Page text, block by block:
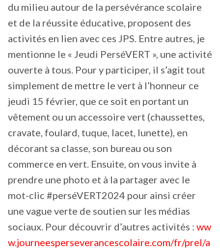
du milieu autour de la persévérance scolaire
et de la réussite éducative, proposent des
activités en lien avec ces JPS. Entre autres, je
mentionne le « Jeudi PerséVERT », une activité
ouverte à tous. Pour y participer, il s’agit tout
simplement de mettre le vert à l’honneur ce
jeudi 15 février, que ce soit en portant un
vêtement ou un accessoire vert (chaussettes,
cravate, foulard, tuque, lacet, lunette), en
décorant sa classe, son bureau ou son
commerce en vert. Ensuite, on vous invite à
prendre une photo et à la partager avec le
mot-clic #perséVERT2024 pour ainsi créer
une vague verte de soutien sur les médias
sociaux. Pour découvrir d’autres activités : ww
w.journeesperseverancescolaire.com/fr/prel/a